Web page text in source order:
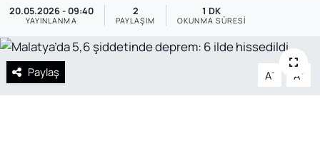
20.05.2026 - 09:40
YAYINLANMA
2
PAYLAŞIM
1 DK
OKUNMA SÜRESI
Paylaş A- A +
SAĞLIK